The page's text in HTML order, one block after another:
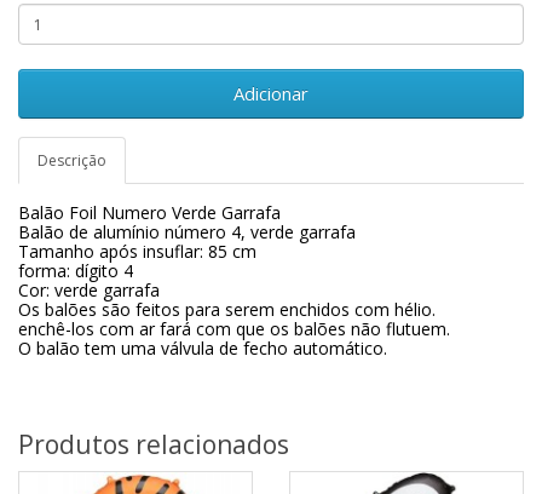
Adicionar
Descrição
Balão Foil Numero Verde Garrafa
Balão de alumínio número 4, verde garrafa
Tamanho após insuflar: 85 cm
forma: dígito 4
Cor: verde garrafa
Os balões são feitos para serem enchidos com hélio.
enchê-los com ar fará com que os balões não flutuem.
O balão tem uma válvula de fecho automático.
Produtos relacionados